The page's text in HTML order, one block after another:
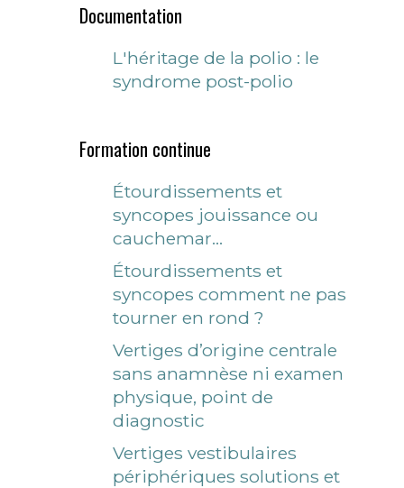
Documentation
L'héritage de la polio : le
syndrome post-polio
Formation continue
Étourdissements et
syncopes jouissance ou
cauchemar…
Étourdissements et
syncopes comment ne pas
tourner en rond ?
Vertiges d’origine centrale
sans anamnèse ni examen
physique, point de
diagnostic
Vertiges vestibulaires
périphériques solutions et